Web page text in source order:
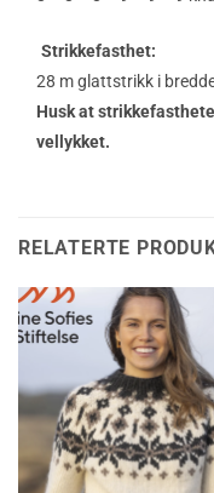
Strikkefasthet:
28 m glattstrikk i
Husk at
vellykket.
RELATERTE